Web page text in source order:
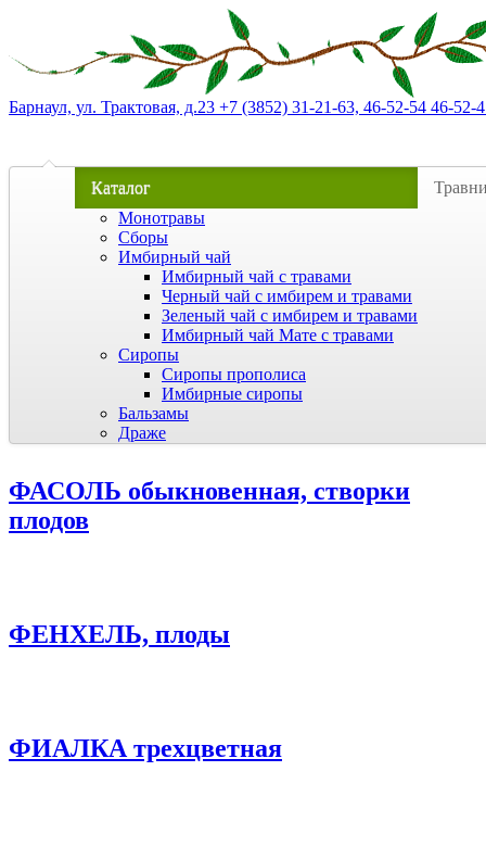
Барнаул, ул. Трактовая, д.23 +7 (3852) 31-21-63, 46-52-54 46-52-
Каталог
Монотравы
Сборы
Имбирный чай
Имбирный чай с травами
Черный чай с имбирем и травами
Зеленый чай с имбирем и травами
Имбирный чай Мате с травами
Сиропы
Сиропы прополиса
Имбирные сиропы
Бальзамы
Драже
ФАСОЛЬ обыкновенная, створки
плодов
ФЕНХЕЛЬ, плоды
ФИАЛКА трехцветная